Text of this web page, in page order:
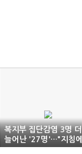
복지부 집단감염 3명 더
늘어난 '27명'…"지침에
따라 재택근무"